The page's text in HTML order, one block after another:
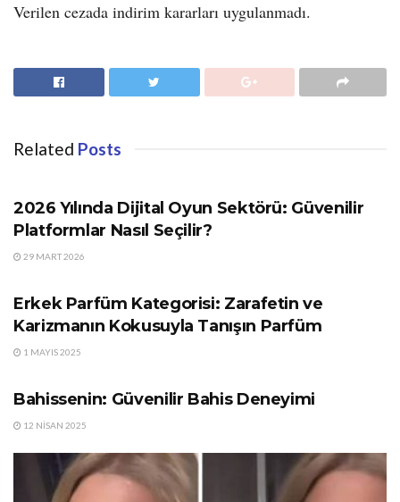
Verilen cezada indirim kararları uygulanmadı.
Related Posts
2026 Yılında Dijital Oyun Sektörü: Güvenilir
Platformlar Nasıl Seçilir?
29 MART 2026
Erkek Parfüm Kategorisi: Zarafetin ve
Karizmanın Kokusuyla Tanışın Parfüm
1 MAYIS 2025
Bahissenin: Güvenilir Bahis Deneyimi
12 NISAN 2025